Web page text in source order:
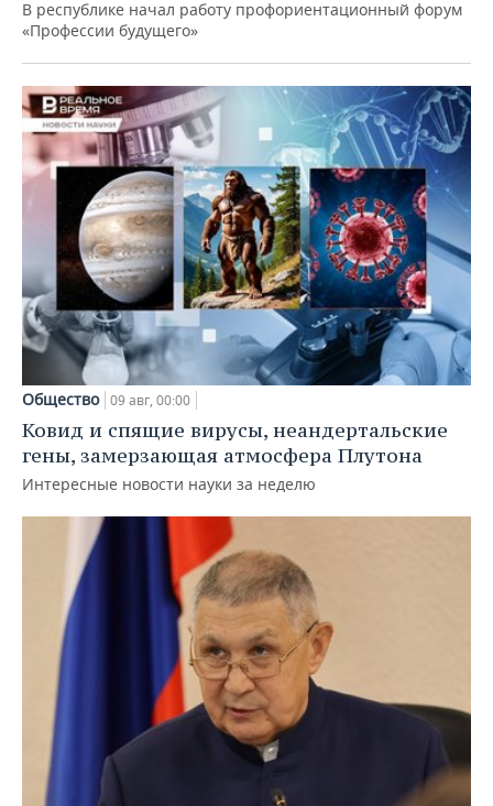
В республике начал работу профориентационный форум
«Профессии будущего»
Общество 09 авг, 00:00
Ковид и спящие вирусы, неандертальские
гены, замерзающая атмосфера Плутона
Интересные новости науки за неделю